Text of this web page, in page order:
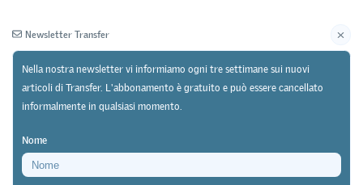
Newsletter Archivio
Newsletter Transfer
Nella nostra newsletter vi informiamo ogni tre settimane sui nuovi
articoli di Transfer. L'abbonamento è gratuito e può essere cancellato
informalmente in qualsiasi momento.
Nome